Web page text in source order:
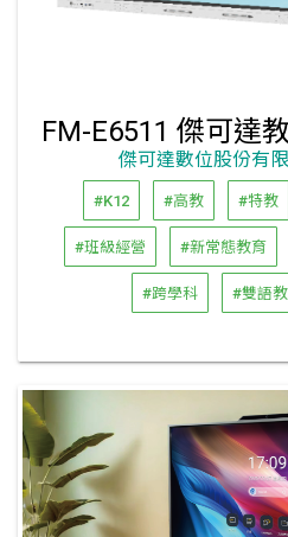
FM-E6511 傑可達
傑可達數位股份有
#K12 #高教 #特教
#班級經營 #新常態教育
#跨學科 #雙語